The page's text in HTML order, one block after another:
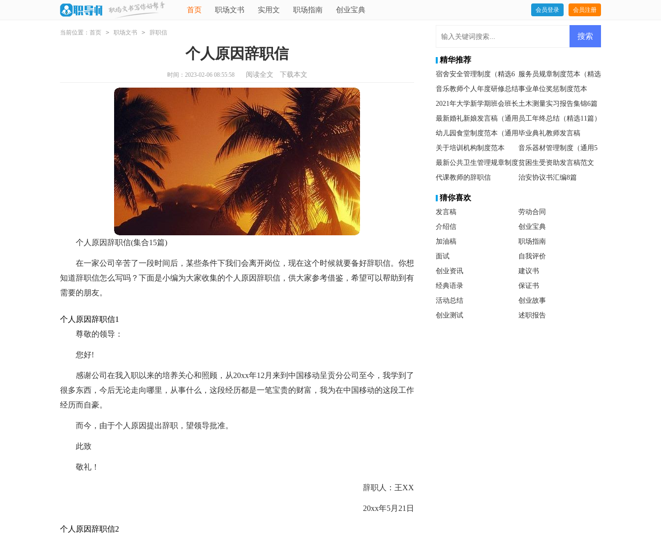
首页 职场文书 实用文 职场指南 创业宝典 会员登录 会员注册
当前位置： 首页 > 职场文书 > 辞职信
个人原因辞职信
时间：2023-02-06 08:55:58 阅读全文 下载本文
个人原因辞职信(集合15篇)
在一家公司辛苦了一段时间后，某些条件下我们会离开岗位，现在这个时候就要备好辞职信。你想
知道辞职信怎么写吗？下面是小编为大家收集的个人原因辞职信，供大家参考借鉴，希望可以帮助到有
需要的朋友。
个人原因辞职信1
尊敬的领导：
您好!
感谢公司在我入职以来的培养关心和照顾，从20xx年12月来到中国移动呈贡分公司至今，我学到了
很多东西，今后无论走向哪里，从事什么，这段经历都是一笔宝贵的财富，我为在中国移动的这段工作
经历而自豪。
而今，由于个人原因提出辞职，望领导批准。
此致
敬礼！
辞职人：王XX
20xx年5月21日
个人原因辞职信2
精华推荐
宿舍安全管理制度（精选6
篇）
服务员规章制度范本（精选
6篇）
音乐教师个人年度研修总结事业单位奖惩制度范本
2021年大学新学期班会班长
的发言稿范文
土木测量实习报告集锦6篇
最新婚礼新娘发言稿（通用
6篇）
员工年终总结（精选11篇）
幼儿园食堂制度范本（通用
5篇）
毕业典礼教师发言稿
关于培训机构制度范本
音乐器材管理制度（通用5
篇）
最新公共卫生管理规章制度贫困生受资助发言稿范文
（精选6篇）
代课教师的辞职信 治安协议书汇编8篇
猜你喜欢
发言稿
劳动合同
介绍信
创业宝典
加油稿
职场指南
面试
自我评价
创业资讯
建议书
经典语录
保证书
活动总结
创业故事
创业测试
述职报告